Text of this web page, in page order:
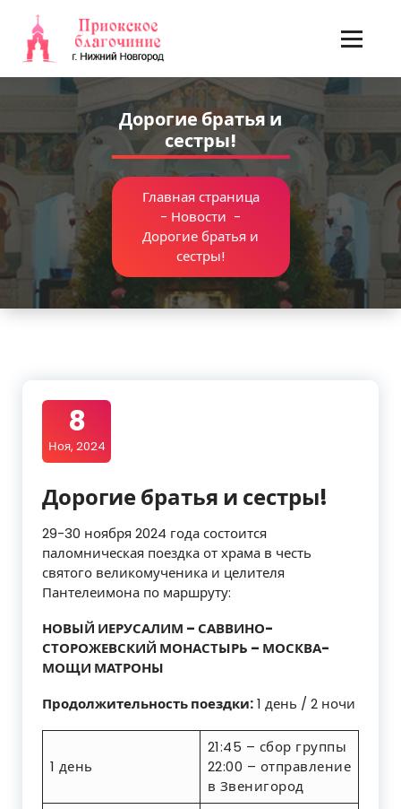
содержимому
Дорогие братья и
сестры!
Главная страница
- Новости -
Дорогие братья и
сестры!
8
Ноя, 2024
Дорогие братья и сестры!
29-30 ноября 2024 года состоится
паломническая поездка от храма в честь
святого великомученика и целителя
Пантелеимона по маршруту:
НОВЫЙ ИЕРУСАЛИМ – САВВИНО-
СТОРОЖЕВСКИЙ МОНАСТЫРЬ – МОСКВА-
МОЩИ МАТРОНЫ
Продолжительность поездки:1 день / 2 ночи
1 день
21:45 – сбор группы
22:00 – отправление
в Звенигород